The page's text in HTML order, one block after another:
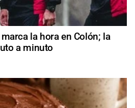
la hora en Colón; la
a minuto